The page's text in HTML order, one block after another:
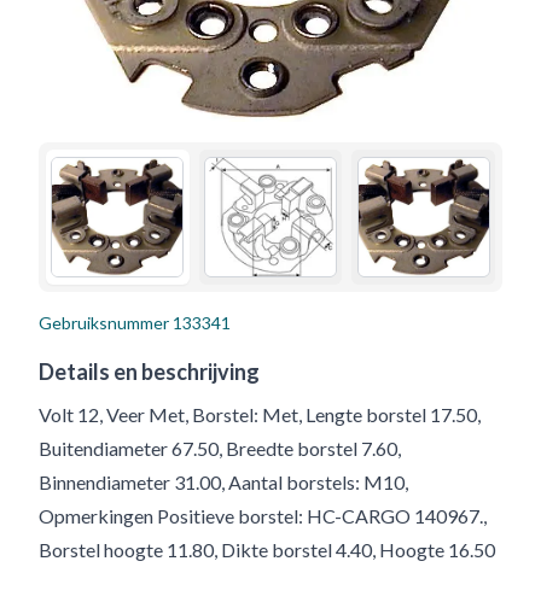
Gebruiksnummer 133341
Details en beschrijving
Volt 12, Veer Met, Borstel: Met, Lengte borstel 17.50,
Buitendiameter 67.50, Breedte borstel 7.60,
Binnendiameter 31.00, Aantal borstels: M10,
Opmerkingen Positieve borstel: HC-CARGO 140967.,
Borstel hoogte 11.80, Dikte borstel 4.40, Hoogte 16.50